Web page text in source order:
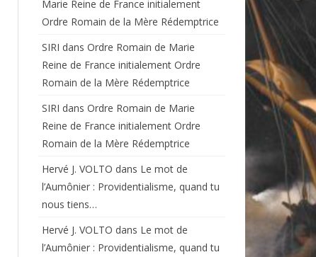
Marie Reine de France initialement
Ordre Romain de la Mère Rédemptrice
SIRI dans Ordre Romain de Marie
Reine de France initialement Ordre
Romain de la Mère Rédemptrice
SIRI dans Ordre Romain de Marie
Reine de France initialement Ordre
Romain de la Mère Rédemptrice
Hervé J. VOLTO dans Le mot de
l’Aumônier : Providentialisme, quand tu
nous tiens…
Hervé J. VOLTO dans Le mot de
l’Aumônier : Providentialisme, quand tu